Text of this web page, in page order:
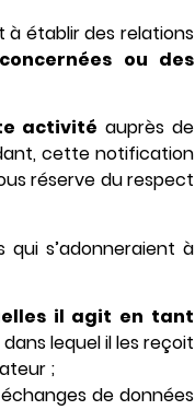
à établir des relations
ou des
activité auprès de
cette notification
réserve du respect
s’adonneraient à
il agit en tant
lequel il les reçoit
;
de données